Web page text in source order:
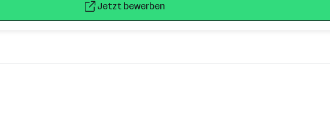
Jetzt bewerben